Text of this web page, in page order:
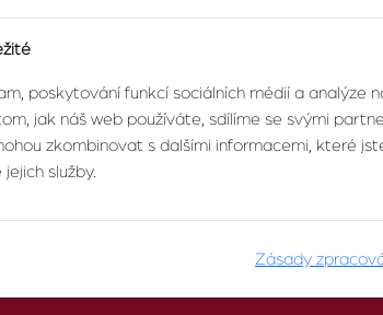
poskytování funkcí sociálních médií a analýze
jak náš web používáte, sdílíme se svými
zkombinovat s dalšími informacemi, které
služby.
Zásady